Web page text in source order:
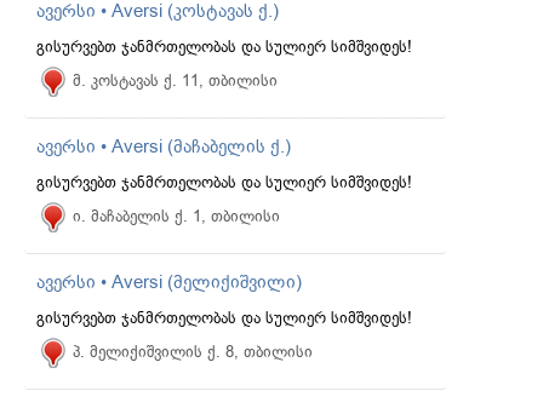
ავერსი • Aversi (კოსტავას ქ.)
გისურვებთ ჯანმრთელობას და სულიერ სიმშვიდეს!
მ. კოსტავას ქ. 11, თბილისი
ავერსი • Aversi (მაჩაბელის ქ.)
გისურვებთ ჯანმრთელობას და სულიერ სიმშვიდეს!
ი. მაჩაბელის ქ. 1, თბილისი
ავერსი • Aversi (მელიქიშვილი)
გისურვებთ ჯანმრთელობას და სულიერ სიმშვიდეს!
პ. მელიქიშვილის ქ. 8, თბილისი